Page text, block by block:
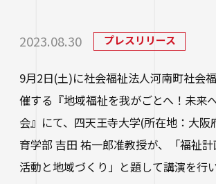
大学学章・ロゴ・学歌・応援歌
情報公開
四天王寺大学の取り組み
経営学部
看護学部
人文社会学部（2023年度以前入
学費
学生支援
クラブ・サークル紹介
キャリアセンター
教職教育推進センター
講座案内・行事予定
あべのハルカスサテライトキャ
研究・社会連携
学び
図書館
数理・データサイエンス・AI教育プロ
国際交流
グローバル教育センター（ラン
-Talk）
関連サイト
学校法人四天王寺学園
四天王寺高等学校／中学校
受験生の方
在学生の方
2023.08.30 プレスリリース
9月2日(土)に社会福祉法人河南町社会
催する『地域福祉を我がごとへ！未来
会』にて、四天王寺大学(所在地：大阪
育学部 吉田 祐一郎准教授が、「福祉
活動と地域づくり」と題して講演を行い